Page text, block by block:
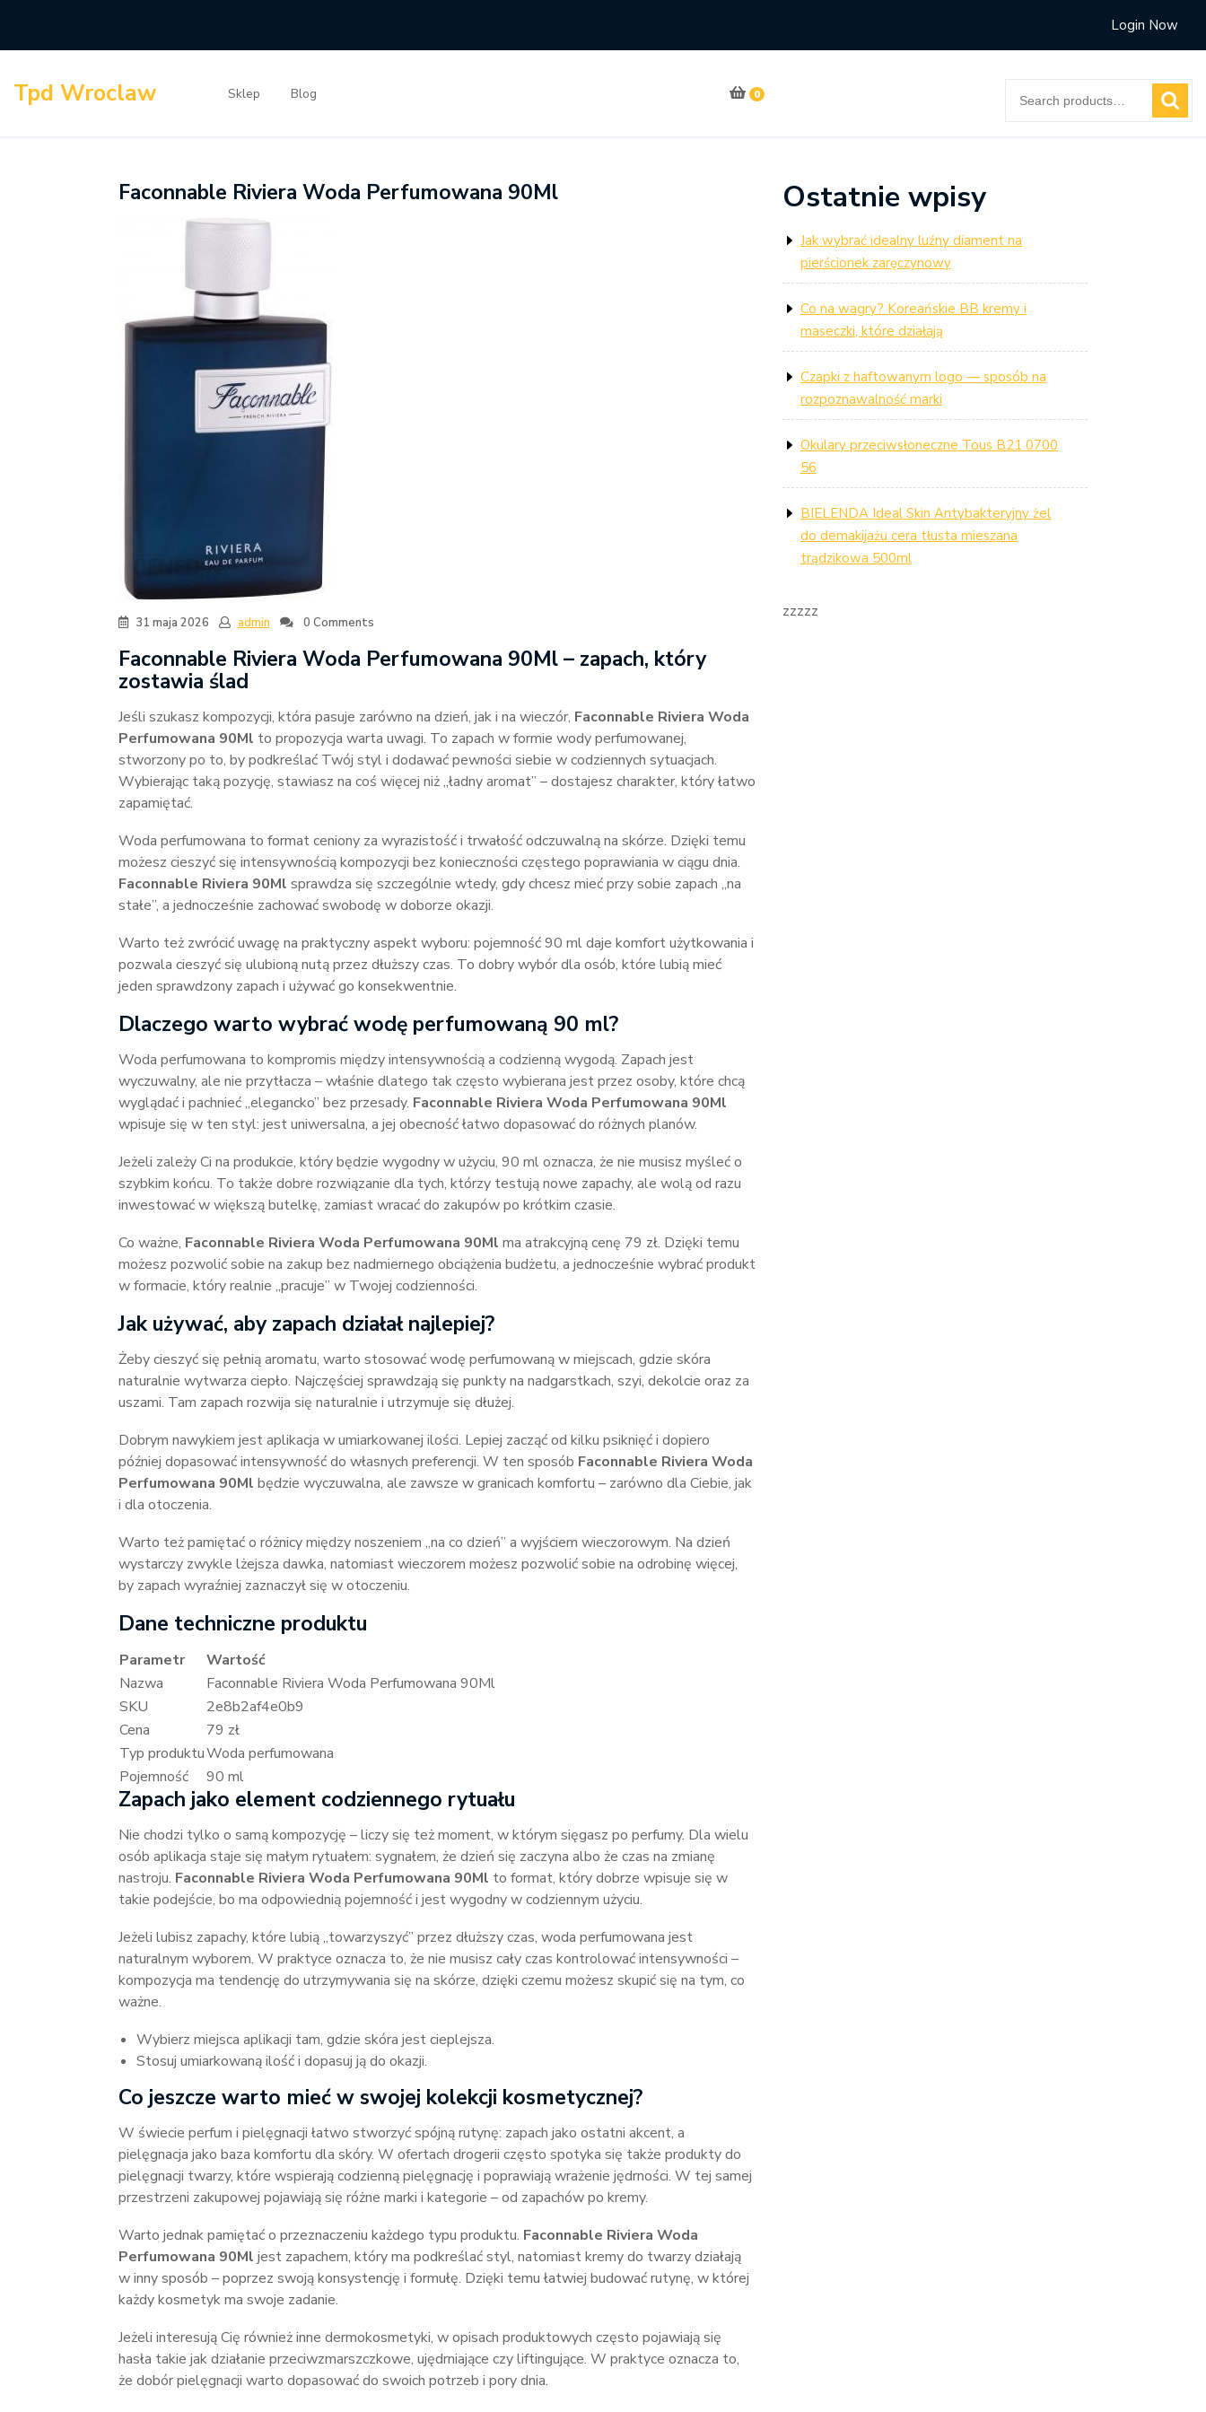
content
Login Now
Tpd Wroclaw Sklep Blog 0
for:
Faconnable Riviera Woda Perfumowana 90Ml
31 maja 2026 admin 0 Comments
Faconnable Riviera Woda Perfumowana 90Ml – zapach, który
zostawia ślad
Jeśli szukasz kompozycji, która pasuje zarówno na dzień, jak i na wieczór, Faconnable Riviera Woda
Perfumowana 90Ml to propozycja warta uwagi. To zapach w formie wody perfumowanej,
stworzony po to, by podkreślać Twój styl i dodawać pewności siebie w codziennych sytuacjach.
Wybierając taką pozycję, stawiasz na coś więcej niż „ładny aromat” – dostajesz charakter, który łatwo
zapamiętać.
Woda perfumowana to format ceniony za wyrazistość i trwałość odczuwalną na skórze. Dzięki temu
możesz cieszyć się intensywnością kompozycji bez konieczności częstego poprawiania w ciągu dnia.
Faconnable Riviera 90Ml sprawdza się szczególnie wtedy, gdy chcesz mieć przy sobie zapach „na
stałe”, a jednocześnie zachować swobodę w doborze okazji.
Warto też zwrócić uwagę na praktyczny aspekt wyboru: pojemność 90 ml daje komfort użytkowania i
pozwala cieszyć się ulubioną nutą przez dłuższy czas. To dobry wybór dla osób, które lubią mieć
jeden sprawdzony zapach i używać go konsekwentnie.
Dlaczego warto wybrać wodę perfumowaną 90 ml?
Woda perfumowana to kompromis między intensywnością a codzienną wygodą. Zapach jest
wyczuwalny, ale nie przytłacza – właśnie dlatego tak często wybierana jest przez osoby, które chcą
wyglądać i pachnieć „elegancko” bez przesady. Faconnable Riviera Woda Perfumowana 90Ml
wpisuje się w ten styl: jest uniwersalna, a jej obecność łatwo dopasować do różnych planów.
Jeżeli zależy Ci na produkcie, który będzie wygodny w użyciu, 90 ml oznacza, że nie musisz myśleć o
szybkim końcu. To także dobre rozwiązanie dla tych, którzy testują nowe zapachy, ale wolą od razu
inwestować w większą butelkę, zamiast wracać do zakupów po krótkim czasie.
Co ważne, Faconnable Riviera Woda Perfumowana 90Ml ma atrakcyjną cenę 79 zł. Dzięki temu
możesz pozwolić sobie na zakup bez nadmiernego obciążenia budżetu, a jednocześnie wybrać produkt
w formacie, który realnie „pracuje” w Twojej codzienności.
Jak używać, aby zapach działał najlepiej?
Żeby cieszyć się pełnią aromatu, warto stosować wodę perfumowaną w miejscach, gdzie skóra
naturalnie wytwarza ciepło. Najczęściej sprawdzają się punkty na nadgarstkach, szyi, dekolcie oraz za
uszami. Tam zapach rozwija się naturalnie i utrzymuje się dłużej.
Dobrym nawykiem jest aplikacja w umiarkowanej ilości. Lepiej zacząć od kilku psiknięć i dopiero
później dopasować intensywność do własnych preferencji. W ten sposób Faconnable Riviera Woda
Perfumowana 90Ml będzie wyczuwalna, ale zawsze w granicach komfortu – zarówno dla Ciebie, jak
i dla otoczenia.
Warto też pamiętać o różnicy między noszeniem „na co dzień” a wyjściem wieczorowym. Na dzień
wystarczy zwykle lżejsza dawka, natomiast wieczorem możesz pozwolić sobie na odrobinę więcej,
by zapach wyraźniej zaznaczył się w otoczeniu.
Dane techniczne produktu
Parametr
Wartość
Nazwa
Faconnable Riviera Woda Perfumowana 90Ml
SKU
2e8b2af4e0b9
Cena
79 zł
Typ produktuWoda perfumowana
Pojemność
90 ml
Zapach jako element codziennego rytuału
Nie chodzi tylko o samą kompozycję – liczy się też moment, w którym sięgasz po perfumy. Dla wielu
osób aplikacja staje się małym rytuałem: sygnałem, że dzień się zaczyna albo że czas na zmianę
nastroju. Faconnable Riviera Woda Perfumowana 90Ml to format, który dobrze wpisuje się w
takie podejście, bo ma odpowiednią pojemność i jest wygodny w codziennym użyciu.
Jeżeli lubisz zapachy, które lubią „towarzyszyć” przez dłuższy czas, woda perfumowana jest
naturalnym wyborem. W praktyce oznacza to, że nie musisz cały czas kontrolować intensywności –
kompozycja ma tendencję do utrzymywania się na skórze, dzięki czemu możesz skupić się na tym, co
ważne.
Wybierz miejsca aplikacji tam, gdzie skóra jest cieplejsza.
Stosuj umiarkowaną ilość i dopasuj ją do okazji.
Co jeszcze warto mieć w swojej kolekcji kosmetycznej?
W świecie perfum i pielęgnacji łatwo stworzyć spójną rutynę: zapach jako ostatni akcent, a
pielęgnacja jako baza komfortu dla skóry. W ofertach drogerii często spotyka się także produkty do
pielęgnacji twarzy, które wspierają codzienną pielęgnację i poprawiają wrażenie jędrności. W tej samej
przestrzeni zakupowej pojawiają się różne marki i kategorie – od zapachów po kremy.
Warto jednak pamiętać o przeznaczeniu każdego typu produktu. Faconnable Riviera Woda
Perfumowana 90Ml jest zapachem, który ma podkreślać styl, natomiast kremy do twarzy działają
w inny sposób – poprzez swoją konsystencję i formułę. Dzięki temu łatwiej budować rutynę, w której
każdy kosmetyk ma swoje zadanie.
Jeżeli interesują Cię również inne dermokosmetyki, w opisach produktowych często pojawiają się
hasła takie jak działanie przeciwzmarszczkowe, ujędrniające czy liftingujące. W praktyce oznacza to,
że dobór pielęgnacji warto dopasować do swoich potrzeb i pory dnia.
Ostatnie wpisy
Jak wybrać idealny luźny diament na
pierścionek zaręczynowy
Co na wagry? Koreańskie BB kremy i
maseczki, które działają
Czapki z haftowanym logo — sposób na
rozpoznawalność marki
Okulary przeciwsłoneczne Tous B21 0700
56
BIELENDA Ideal Skin Antybakteryjny żel
do demakijażu cera tłusta mieszana
trądzikowa 500ml
zzzzz